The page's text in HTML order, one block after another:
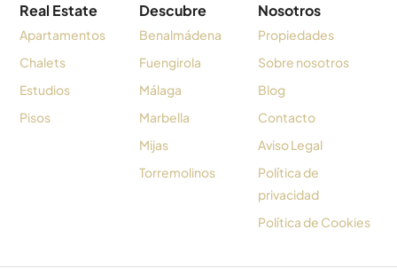
Real Estate
Apartamentos
Chalets
Estudios
Pisos
Descubre
Benalmádena
Fuengirola
Málaga
Marbella
Mijas
Torremolinos
Nosotros
Propiedades
Sobre nosotros
Blog
Contacto
Aviso Legal
Política de
privacidad
Política de Cookies